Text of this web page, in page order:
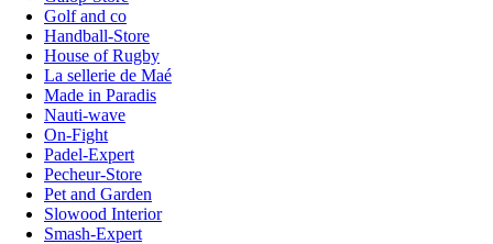
Golf and co
Handball-Store
House of Rugby
La sellerie de Maé
Made in Paradis
Nauti-wave
On-Fight
Padel-Expert
Pecheur-Store
Pet and Garden
Slowood Interior
Smash-Expert